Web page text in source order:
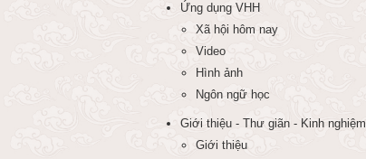
Ứng dụng VHH
Xã hội hôm nay
Video
Hình ảnh
Ngôn ngữ học
Giới thiệu - Thư giãn - Kinh nghiệm
Giới thiệu